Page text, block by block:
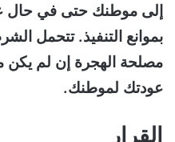
إلى موطنك حتى في حال عدم
بموانع التنفيذ. تتحمل
مصلحة الهجرة إن لم يكن
عودتك لموطنك.
القرار